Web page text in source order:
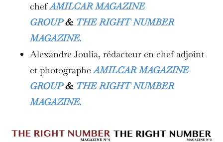
chefAMILCAR MAGAZINE
GROUP & THE RIGHT NUMBER
MAGAZINE.
Alexandre Joulia, rédacteur en chef adjoint
et photographeAMILCAR MAGAZINE
GROUP & THE RIGHT NUMBER
MAGAZINE.